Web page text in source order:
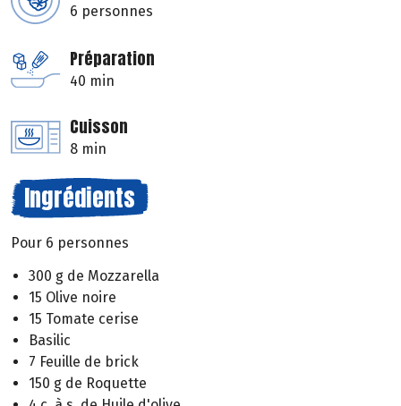
6 personnes
Préparation
40 min
Cuisson
8 min
Ingrédients
Pour 6 personnes
300 g de Mozzarella
15 Olive noire
15 Tomate cerise
Basilic
7 Feuille de brick
150 g de Roquette